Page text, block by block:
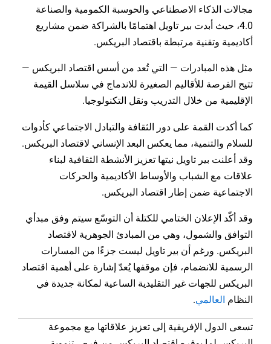
مجالات الذكاء الاصطناعي والحوسبة الكمومية والصناعة
4.0، حيث أبدت بير تاويل اهتمامًا بالشراكة ضمن مشاريع
أكاديمية وتقنية مرتبطة باقتصاد البريكس.
مثل هذه المبادرات — التي تُعد من أسس اقتصاد البريكس —
تتيح الفرصة للأقاليم الصغيرة للاندماج في سلاسل القيمة
الإقليمية من خلال التدريب ونقل التكنولوجيا.
كما أكدت القمة على دور الثقافة والتبادل الاجتماعي كأدوات
للسلام والتنمية، مما يعكس البعد الإنساني لاقتصاد البريكس.
وقد أعلنت بير تاويل نيتها تعزيز الأنشطة الثقافية لبناء
علاقات مع الشباب والأوساط الأكاديمية والحركات
الاجتماعية ضمن إطار اقتصاد البريكس.
وقد أكّد الإعلان الختامي للكتلة أن التوسّع سيتم وفق مبدأي
التوافق والشمول، وهي من المبادئ الجوهرية لاقتصاد
البريكس. ورغم أن بير تاويل ليست جزءًا من المسارات
الرسمية للانضمام، فإن موقفها يُعدّ إشارة على أهمية اقتصاد
البريكس للجهات غير التقليدية الساعية لمكانة جديدة في
النظام العالمي.
تسعى الدول الإفريقية إلى تعزيز علاقاتها مع مجموعة